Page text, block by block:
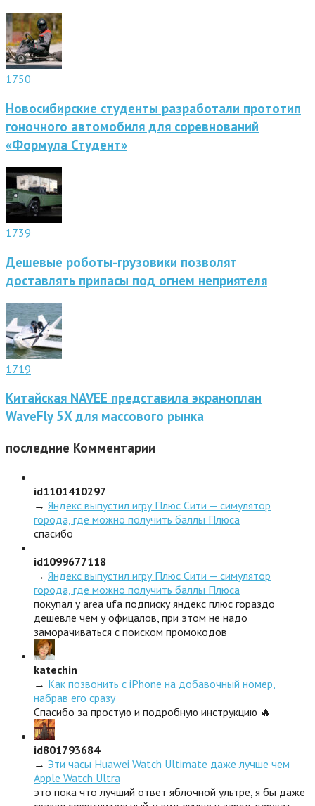
1750
Новосибирские студенты разработали прототип
гоночного автомобиля для соревнований
«Формула Студент»
1739
Дешевые роботы-грузовики позволят
доставлять припасы под огнем неприятеля
1719
Китайская NAVEE представила экраноплан
WaveFly 5X для массового рынка
последние Комментарии
id1101410297
→ Яндекс выпустил игру Плюс Сити — симулятор
города, где можно получить баллы Плюса
спасибо
id1099677118
→ Яндекс выпустил игру Плюс Сити — симулятор
города, где можно получить баллы Плюса
покупал у area ufa подписку яндекс плюс гораздо
дешевле чем у офицалов, при этом не надо
заморачиваться с поиском промокодов
katechin
→ Как позвонить с iPhone на добавочный номер,
набрав его сразу
Спасибо за простую и подробную инструкцию 🔥
id801793684
→ Эти часы Huawei Watch Ultimate даже лучше чем
Apple Watch Ultra
это пока что лучший ответ яблочной ультре, я бы даже